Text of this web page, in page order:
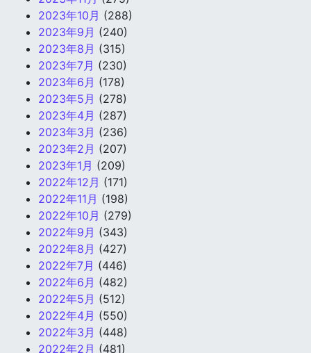
2023年10月 (288)
2023年9月 (240)
2023年8月 (315)
2023年7月 (230)
2023年6月 (178)
2023年5月 (278)
2023年4月 (287)
2023年3月 (236)
2023年2月 (207)
2023年1月 (209)
2022年12月 (171)
2022年11月 (198)
2022年10月 (279)
2022年9月 (343)
2022年8月 (427)
2022年7月 (446)
2022年6月 (482)
2022年5月 (512)
2022年4月 (550)
2022年3月 (448)
2022年2月 (481)